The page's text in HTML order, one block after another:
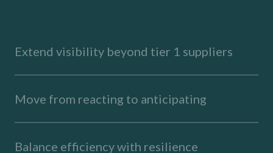
Extend visibility beyond tier 1 suppliers
Move from reacting to anticipating
Balance efficiency with resilience